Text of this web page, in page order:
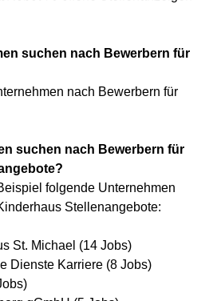
suchen nach Bewerbern für
nach Bewerbern für
suchen nach Bewerbern für
folgende Unternehmen
Stellenangebote:
St. Michael (14 Jobs)
Dienste Karriere (8 Jobs)